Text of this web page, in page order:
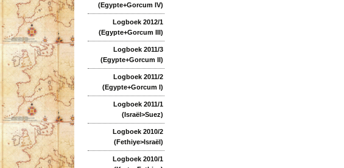
(Egypte+Gorcum IV)
Logboek 2012/1
(Egypte+Gorcum III)
Logboek 2011/3
(Egypte+Gorcum II)
Logboek 2011/2
(Egypte+Gorcum I)
Logboek 2011/1
(Israël>Suez)
Logboek 2010/2
(Fethiye>Israël)
Logboek 2010/1